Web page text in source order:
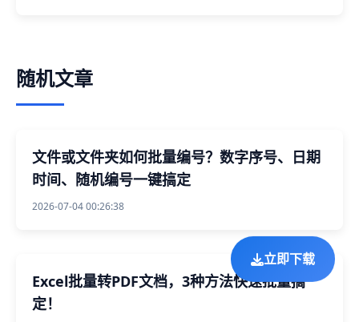
随机文章
文件或文件夹如何批量编号？数字序号、日期
时间、随机编号一键搞定
2026-07-04 00:26:38
Excel批量转PDF文档，3种方法快速批量搞
定！
立即下载